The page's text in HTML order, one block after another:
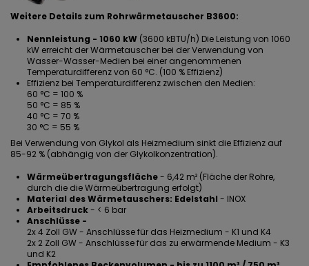
Weitere Details zum Rohrwärmetauscher B3600:
Nennleistung - 1060 kW (3600 kBTU/h) Die Leistung von 1060
kW erreicht der Wärmetauscher bei der Verwendung von
Wasser-Wasser-Medien bei einer angenommenen
Temperaturdifferenz von 60 °C. (100 % Effizienz)
Effizienz bei Temperaturdifferenz zwischen den Medien:
60 °C = 100 %
50 °C = 85 %
40 °C = 70 %
30 °C = 55 %
Bei Verwendung von Glykol als Heizmedium sinkt die Effizienz auf
85-92 % (abhängig von der Glykolkonzentration).
Wärmeübertragungsfläche- 6,42 m² (Fläche der Rohre,
durch die die Wärmeübertragung erfolgt)
Material des Wärmetauschers: Edelstahl - INOX
Arbeitsdruck- < 6 bar
Anschlüsse -
2x 4 Zoll GW - Anschlüsse für das Heizmedium - K1 und K4
2x 2 Zoll GW - Anschlüsse für das zu erwärmende Medium - K3
und K2